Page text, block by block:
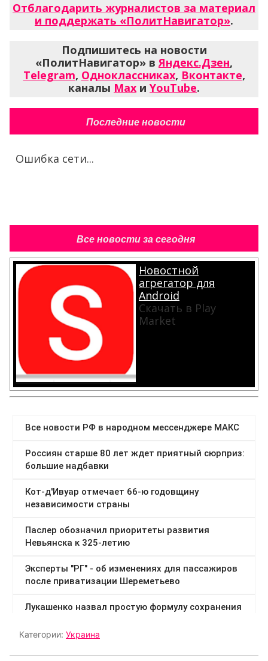
Отблагодарить журналистов за материал
и поддержать «ПолитНавигатор».
Подпишитесь на новости
«ПолитНавигатор» вЯндекс.Дзен,
Telegram, Одноклассниках, Вконтакте,
каналы Max и YouTube.
Последние новости
Ошибка сети...
Все новости за сегодня
Новостной
агрегатор для
Android
Скачать в Play
Market
Категории: Украина